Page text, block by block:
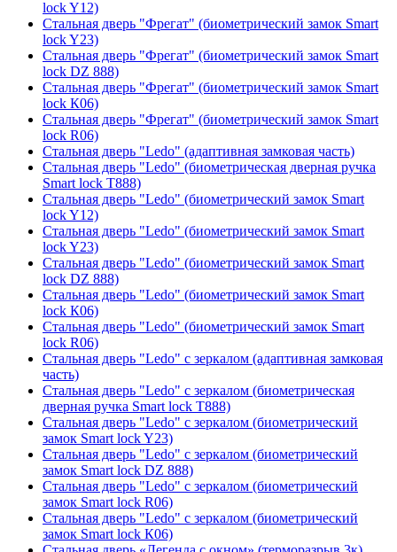
lock Y12)
Стальная дверь "Фрегат" (биометрический замок Smart
lock Y23)
Стальная дверь "Фрегат" (биометрический замок Smart
lock DZ 888)
Стальная дверь "Фрегат" (биометрический замок Smart
lock К06)
Стальная дверь "Фрегат" (биометрический замок Smart
lock R06)
Стальная дверь "Ledo" (адаптивная замковая часть)
Стальная дверь "Ledo" (биометрическая дверная ручка
Smart lock T888)
Стальная дверь "Ledo" (биометрический замок Smart
lock Y12)
Стальная дверь "Ledo" (биометрический замок Smart
lock Y23)
Стальная дверь "Ledo" (биометрический замок Smart
lock DZ 888)
Стальная дверь "Ledo" (биометрический замок Smart
lock К06)
Стальная дверь "Ledo" (биометрический замок Smart
lock R06)
Стальная дверь "Ledo" с зеркалом (адаптивная замковая
часть)
Стальная дверь "Ledo" с зеркалом (биометрическая
дверная ручка Smart lock T888)
Стальная дверь "Ledo" с зеркалом (биометрический
замок Smart lock Y23)
Стальная дверь "Ledo" с зеркалом (биометрический
замок Smart lock DZ 888)
Стальная дверь "Ledo" с зеркалом (биометрический
замок Smart lock R06)
Стальная дверь "Ledo" с зеркалом (биометрический
замок Smart lock К06)